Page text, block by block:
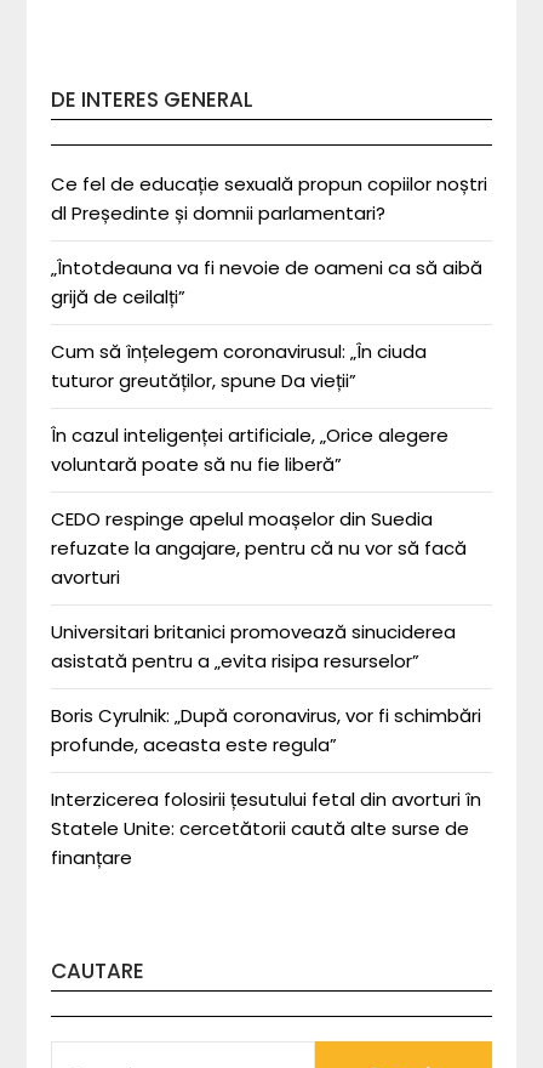
DE INTERES GENERAL
Ce fel de educație sexuală propun copiilor noștri
dl Președinte și domnii parlamentari?
„Întotdeauna va fi nevoie de oameni ca să aibă
grijă de ceilalți”
Cum să înțelegem coronavirusul: „În ciuda
tuturor greutăților, spune Da vieții”
În cazul inteligenței artificiale, „Orice alegere
voluntară poate să nu fie liberă”
CEDO respinge apelul moașelor din Suedia
refuzate la angajare, pentru că nu vor să facă
avorturi
Universitari britanici promovează sinuciderea
asistată pentru a „evita risipa resurselor”
Boris Cyrulnik: „După coronavirus, vor fi schimbări
profunde, aceasta este regula”
Interzicerea folosirii țesutului fetal din avorturi în
Statele Unite: cercetătorii caută alte surse de
finanțare
CAUTARE